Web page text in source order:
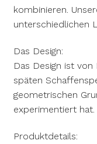
kombinieren.
unterschiedlichen
Das Design:
Das Design ist
späten
geometrischen
experimentiert hat.
Produktdetails: